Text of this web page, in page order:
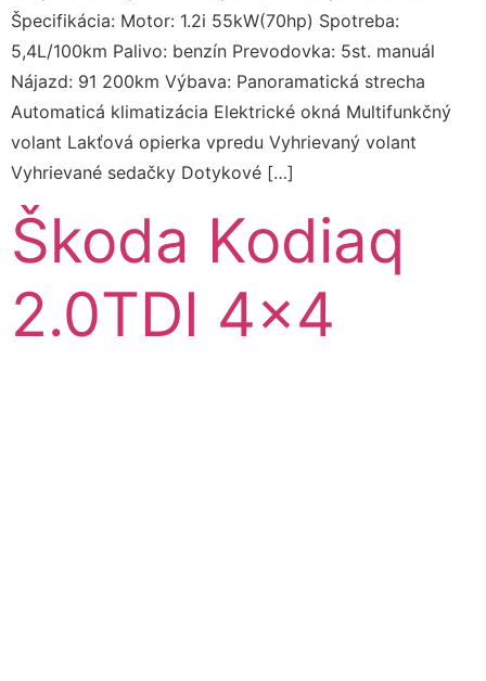
Špecifikácia: Motor: 1.2i 55kW(70hp) Spotreba:
5,4L/100km Palivo: benzín Prevodovka: 5st. manuál
Nájazd: 91 200km Výbava: Panoramatická strecha
Automaticá klimatizácia Elektrické okná Multifunkčný
volant Lakťová opierka vpredu Vyhrievaný volant
Vyhrievané sedačky Dotykové […]
Škoda Kodiaq
2.0TDI 4×4